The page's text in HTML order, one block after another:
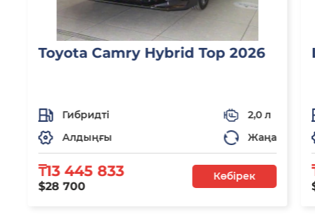
Toyota Camry Hybrid Top 2026
Гибридті
2,0 л
Алдыңғы
Жаңа
₸13 445 833
$28 700
Көбірек